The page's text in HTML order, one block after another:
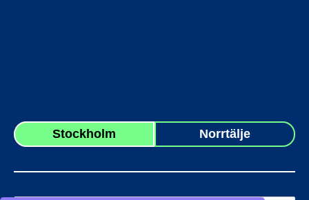
Stockholm Norrtälje